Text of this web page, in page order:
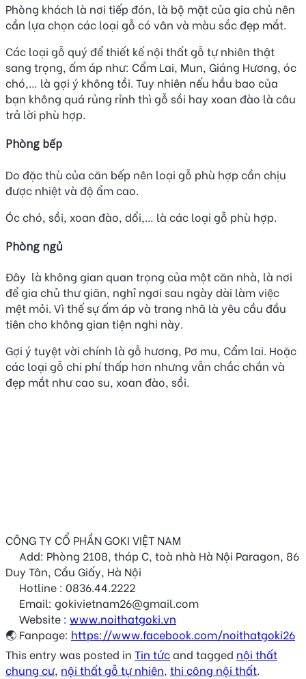
Phòng khách là nơi tiếp đón, là bộ mặt của gia chủ nên
cần lựa chọn các loại gỗ có vân và màu sắc đẹp mắt.
Các loại gỗ quý để thiết kế nội thất gỗ tự nhiên thật
sang trọng, ấm áp như: Cẩm Lai, Mun, Giáng Hương, óc
chó,… là gợi ý không tồi. Tuy nhiên nếu hầu bao của
bạn không quá rủng rỉnh thì gỗ sồi hay xoan đào là câu
trả lời phù hợp.
Phòng bếp
Do đặc thù của căn bếp nên loại gỗ phù hợp cần chịu
được nhiệt và độ ẩm cao.
Óc chó, sồi, xoan đào, dổi,… là các loại gỗ phù hợp.
Phòng ngủ
Đây là không gian quan trọng của một căn nhà, là nơi
để gia chủ thư giãn, nghỉ ngơi sau ngày dài làm việc
mệt mỏi. Vì thế sự ấm áp và trang nhã là yêu cầu đầu
tiên cho không gian tiện nghi này.
Gợi ý tuyệt vời chính là gỗ hương, Pơ mu, Cẩm lai. Hoặc
các loại gỗ chi phí thấp hơn nhưng vẫn chắc chắn và
đẹp mắt như cao su, xoan đào, sồi.
CÔNG TY CỔ PHẦN GOKI VIỆT NAM
Add: Phòng 2108, tháp C, toà nhà Hà Nội Paragon, 86
Duy Tân, Cầu Giấy, Hà Nội
Hotline : 0836.44.2222
Email: gokivietnam26@gmail.com
Website : www.noithatgoki.vn
🌏 Fanpage: https://www.facebook.com/noithatgoki26
This entry was posted in Tin tứcand tagged nội thất
chung cư, nội thất gỗ tự nhiên, thi công nội thất.